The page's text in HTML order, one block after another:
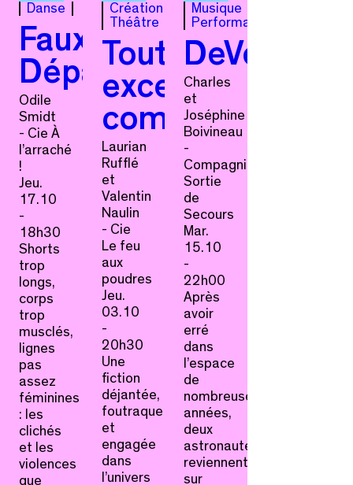
Danse
Faux
Départ
Odile
Smidt
- Cie À
l’arraché
!
Jeu.
17.10
-
18h30
Shorts
trop
longs,
corps
trop
musclés,
lignes
pas
assez
féminines
: les
clichés
et les
violences
que
Création
Théâtre
Toutes
excentricités
comprises
Laurian
Rufflé
et
Valentin
Naulin
- Cie
Le feu
aux
poudres
Jeu.
03.10
-
20h30
Une
fiction
déjantée,
foutraque
et
engagée
dans
l’univers
Musique
Performance
DeVénus
Charles
et
Joséphine
Boivineau
-
Compagnie
Sortie
de
Secours
Mar.
15.10
-
22h00
Après
avoir
erré
dans
l’espace
de
nombreuses
années,
deux
astronautes
reviennent
sur